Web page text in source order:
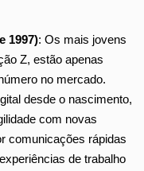
1997): Os mais jovens
Z, estão apenas
no mercado.
desde o nascimento,
com novas
comunicações rápidas
de trabalho